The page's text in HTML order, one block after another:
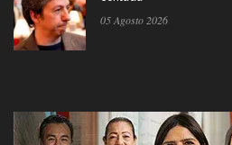
05 Agosto 2026